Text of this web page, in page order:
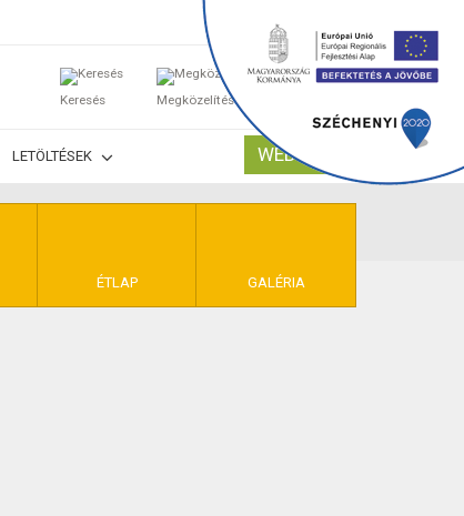
Keresés Megközelítés
0
LETÖLTÉSEK WEBSHOP
ÉTLAP GALÉRIA